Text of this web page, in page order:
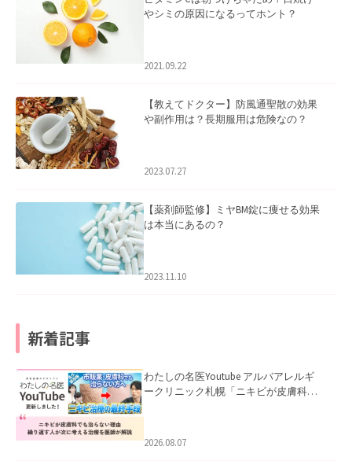
やシミの原因になるってホント？
2021.09.22
【教えてドクター】防風通聖散の効果
や副作用は？長期服用は危険なの？
2023.07.27
【薬剤師監修】ミヤBM錠に痩せる効果
は本当にあるの？
2023.11.10
新着記事
わたしの名医Youtube アルバアレルギ
ークリニック札幌「ニキビが皮膚科で
ました。
2026.08.07